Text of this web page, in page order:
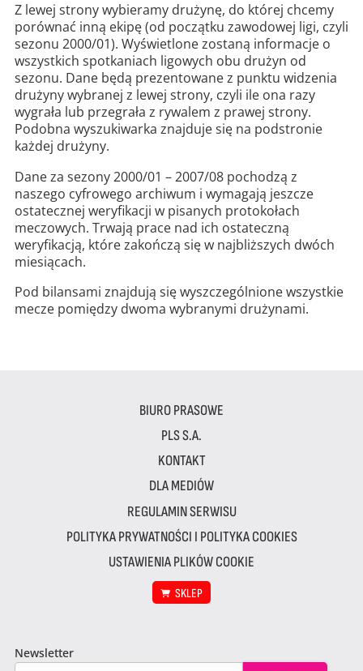
Z lewej strony wybieramy drużynę, do której chcemy
porównać inną ekipę (od początku zawodowej ligi, czyli
sezonu 2000/01). Wyświetlone zostaną informacje o
wszystkich spotkaniach ligowych obu drużyn od
sezonu. Dane będą prezentowane z punktu widzenia
drużyny wybranej z lewej strony, czyli ile ona razy
wygrała lub przegrała z rywalem z prawej strony.
Podobna wyszukiwarka znajduje się na podstronie
każdej drużyny.
Dane za sezony 2000/01 – 2007/08 pochodzą z
naszego cyfrowego archiwum i wymagają jeszcze
ostatecznej weryfikacji w pisanych protokołach
meczowych. Trwają prace nad ich ostateczną
weryfikacją, które zakończą się w najbliższych dwóch
miesiącach.
Pod bilansami znajdują się wyszczególnione wszystkie
mecze pomiędzy dwoma wybranymi drużynami.
BIURO PRASOWE
PLS S.A.
KONTAKT
DLA MEDIÓW
REGULAMIN SERWISU
POLITYKA PRYWATNOŚCI I POLITYKA COOKIES
USTAWIENIA PLIKÓW COOKIE
SKLEP
Newsletter